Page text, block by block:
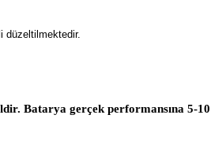
düzeltilmektedir.
Batarya gerçek performansına 5-